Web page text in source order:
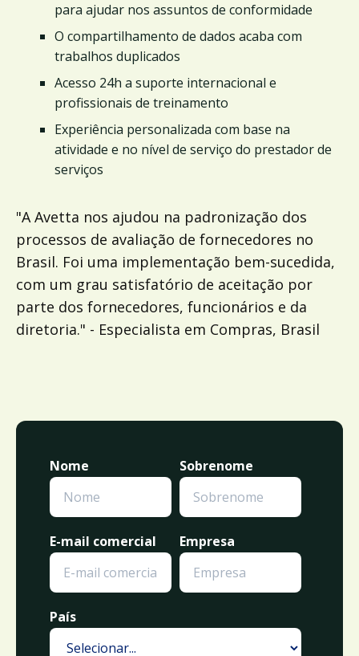
para ajudar nos assuntos de conformidade
O compartilhamento de dados acaba com
trabalhos duplicados
Acesso 24h a suporte internacional e
profissionais de treinamento
Experiência personalizada com base na
atividade e no nível de serviço do prestador de
serviços
"A Avetta nos ajudou na padronização dos
processos de avaliação de fornecedores no
Brasil. Foi uma implementação bem-sucedida,
com um grau satisfatório de aceitação por
parte dos fornecedores, funcionários e da
diretoria." - Especialista em Compras, Brasil
Nome Sobrenome
E-mail comercial Empresa
País